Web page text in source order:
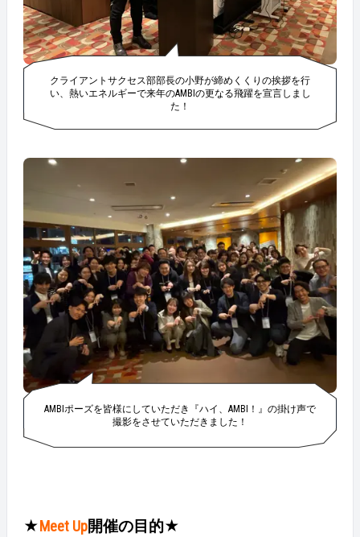
クライアントサクセス部部長の小野が締めくくりの挨拶を行
い、熱いエネルギーで来年のAMBIの更なる飛躍を宣言しまし
た！
AMBIポーズを皆様にしていただき『ハイ、AMBI！』の掛け声で
撮影をさせていただきました！
★Meet Up開催の目的★